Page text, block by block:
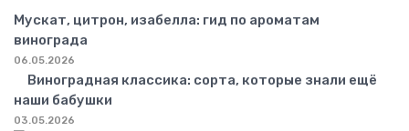
Мускат, цитрон, изабелла: гид по ароматам
винограда
06.05.2026
Виноградная классика: сорта, которые знали ещё
наши бабушки
03.05.2026